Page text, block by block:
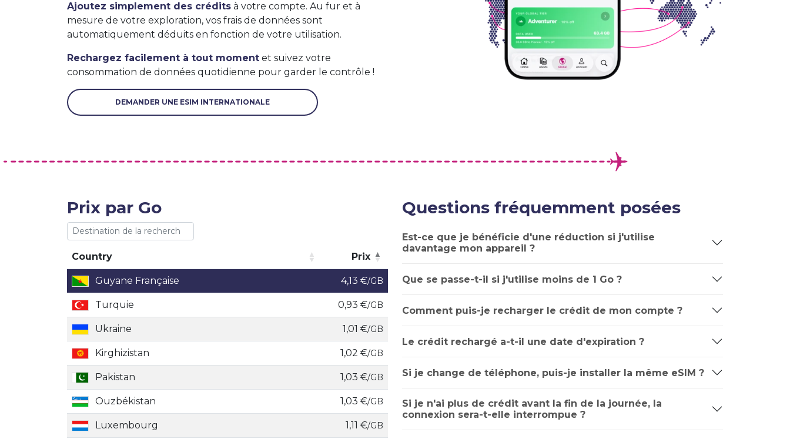
Ajoutez simplement des crédits à votre compte. Au fur et à
mesure de votre exploration, vos frais de données sont
automatiquement déduits en fonction de votre utilisation.
Rechargez facilement à tout moment et suivez votre
consommation de données quotidienne pour garder le contrôle !
DEMANDER UNE ESIM INTERNATIONALE
Prix par Go
Country
Prix
Country
Prix
Guyane Française 4,13 €/GB
Turquie 0,93 €/GB
Ukraine 1,01 €/GB
Kirghizistan 1,02 €/GB
Pakistan 1,03 €/GB
Ouzbékistan 1,03 €/GB
Luxembourg 1,11 €/GB
Questions fréquemment posées
Est-ce que je bénéficie d'une réduction si j'utilise
davantage mon appareil ?
Que se passe-t-il si j'utilise moins de 1 Go ?
Comment puis-je recharger le crédit de mon compte ?
Le crédit rechargé a-t-il une date d'expiration ?
Si je change de téléphone, puis-je installer la même eSIM ?
Si je n'ai plus de crédit avant la fin de la journée, la
connexion sera-t-elle interrompue ?